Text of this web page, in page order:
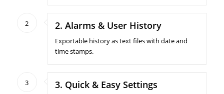
2 2. Alarms & User History
Exportable history as text files with date and
time stamps.
3 3. Quick & Easy Settings